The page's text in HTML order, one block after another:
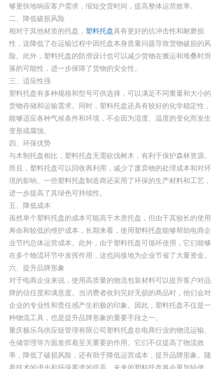
够更快地响应客户需求，缩短交货时间，提高整体运营效率。
二、降低破损风险
相对于其他材质的托盘， 塑料托盘具有更好的抗冲击性和耐磨损
性，这降低了在运输过程中因托盘本身质量问题导致货物破损的风
险。此外，塑料托盘的防滑设计也可以减少货物在搬运和堆叠时滑
落的可能性，进一步保障了货物的安全性。
三、适应性强
塑料托盘有多种规格和型号可供选择，可以满足不同重量和大小的
货物存储和运输需求。同时，塑料托盘还具有较好的化学稳定性，
能够适应各种气候条件和环境，不会因为湿度、温度的变化而发生
变形或腐蚀。
四、环保优势
与木制托盘相比，塑料托盘无需砍伐树木，有利于保护森林资源。
而且，塑料托盘可以回收再利用，减少了废弃物的处理成本和对环
境的影响。一些塑料托盘制造商还采用了环保的生产材料和工艺，
进一步提高了其绿色可持续性。
五、降低成本
虽然单个塑料托盘的成本可能高于木质托盘，但由于其较长的使用
寿命和较低的维护成本，长期来看，使用塑料托盘能够帮助电商企
业节约总体运营成本。此外，由于塑料托盘可循环使用，它们能够
在多个物流环节中发挥作用，这也间接地为企业节省了大量资金。
六、提升品牌形象
对于电商企业来说，使用高质量的物流包装材料可以提升客户对品
牌的信任度和满意度。当消费者收到完好无损的商品时，他们会对
企业的专业性和责任感产生积极的印象。因此，塑料托盘不仅是一
种物流工具，也是提升品牌形象的重要手段之一。
重庆极乐鸟供应链管理有限公司塑料托盘在电商行业的物流运输、
仓储管理等方面发挥着至关重要的作用。它们不仅提高了物流效
率，降低了破损风险，还有助于降低运营成本，提升品牌形象。随